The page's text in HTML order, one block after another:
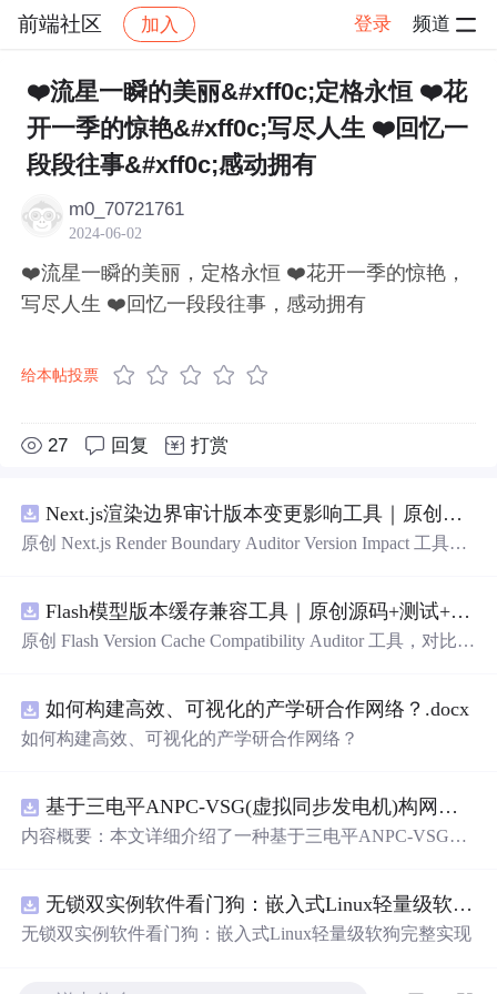
前端社区 加入 登录 频道
社区 前端社区 感慨 帖子详情
❤️流星一瞬的美丽&#xff0c;定格永恒 ❤️花
开一季的惊艳&#xff0c;写尽人生 ❤️回忆一
段段往事&#xff0c;感动拥有
m0_70721761
2024-06-02
❤️流星一瞬的美丽，定格永恒 ❤️花开一季的惊艳，
写尽人生 ❤️回忆一段段往事，感动拥有
给本帖投票
27 回复 打赏
Next.js渲染边界审计版本变更影响工具｜原创源码+测试+离线报告
原创 Next.js Render Boundary Auditor Version Impact 工具，
入约定、规则参数、结果结构和风险项，识别变更影响。
压缩包包含完整源码、3 项自动化测试、可复现合成示
原创与授权声明。运行时零第三方依赖，不包含热点产品
或开源项目源码、Logo、官方截图、论文、生产日志或其
他受限素材。
Flash模型版本缓存兼容工具｜原创源码+测试+离线报告
原创 Flash Version Cache Compatibility Auditor 工具，对比两
复现合成示例、离线 HTML/JSON/SVG 报告、1080×720
真实运行效果图、README、运行说明、功能清单、MIT
日志或其他受限素材。
如何构建高效、可视化的产学研合作网络？.docx
如何构建高效、可视化的产学研合作网络？
基于三电平ANPC-VSG(虚拟同步发电机)构网型逆变器控制+双闭环+中点电位平衡控制
内容概要：本文详细介绍了一种基于三电平ANPC-VSG
能系统并网的Simulink仿真模型。该模型为未发表的原创研
究成果，涵盖了逆变器在并网过程中的动态响应、稳定性
无锁双实例软件看门狗：嵌入式Linux轻量级软狗完整实现
无锁双实例软件看门狗：嵌入式Linux轻量级软狗完整实现